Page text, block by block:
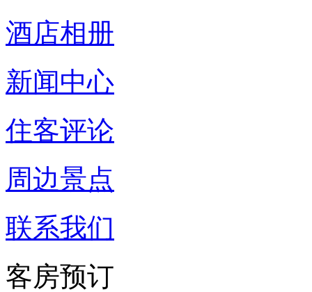
酒店相册
新闻中心
住客评论
周边景点
联系我们
客房预订